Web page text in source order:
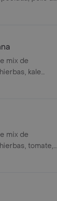
queso feta,
mix de
kale
galletas de
mix de
tomate,